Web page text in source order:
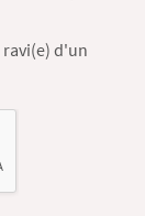
ravi(e) d'un